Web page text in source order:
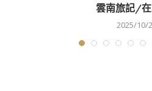
雲南旅記/在
2025/10/